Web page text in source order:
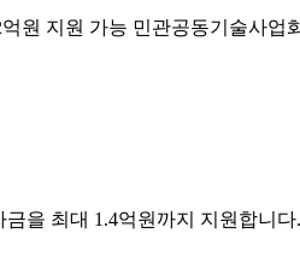
원 지원 가능 민관공동기술사업
을 최대 1.4억원까지 지원합니다.